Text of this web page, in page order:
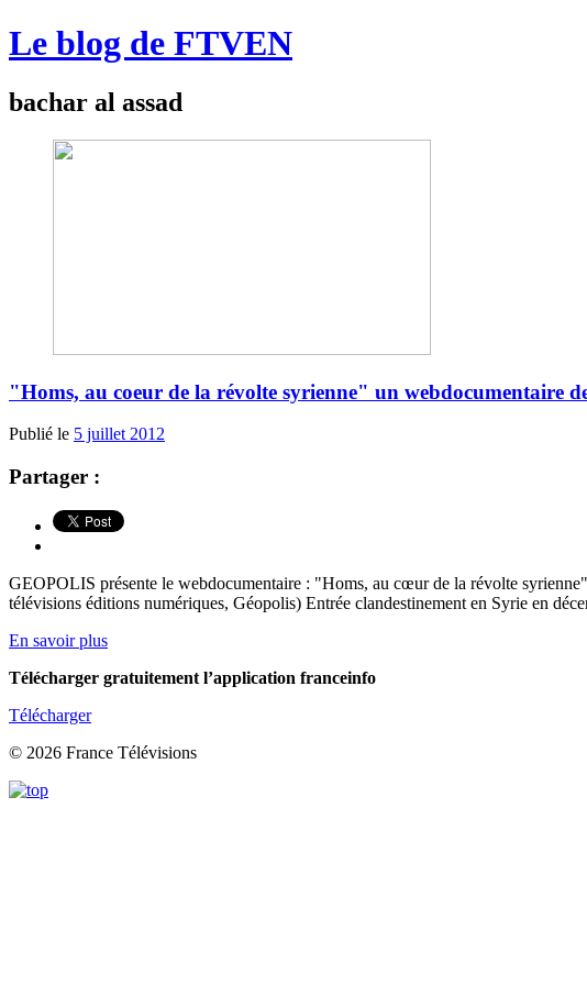
Le blog de FTVEN
bachar al assad
"Homs, au coeur de la révolte syrienne" un webdocumentaire
Publié le 5 juillet 2012
Partager :
GEOPOLIS présente le webdocumentaire : "Homs, au cœur de la révolte
télévisions éditions numériques, Géopolis) Entrée clandestinement en Syrie en
En savoir plus
Télécharger gratuitement l’application franceinfo
Télécharger
© 2026 France Télévisions